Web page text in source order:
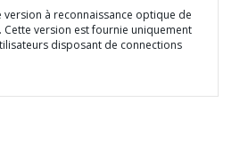
version à reconnaissance optique de
version est fournie uniquement
disposant de connections